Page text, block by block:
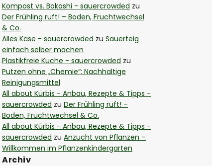
Kompost vs. Bokashi - sauercrowded zu
Der Frühling ruft! – Boden, Fruchtwechsel
& Co.
Alles Käse - sauercrowded zu Sauerteig
einfach selber machen
Plastikfreie Küche - sauercrowded zu
Putzen ohne „Chemie“: Nachhaltige
Reinigungsmittel
All about Kürbis - Anbau, Rezepte & Tipps -
sauercrowded zu Der Frühling ruft! –
Boden, Fruchtwechsel & Co.
All about Kürbis - Anbau, Rezepte & Tipps -
sauercrowded zu Anzucht von Pflanzen –
Willkommen im Pflanzenkindergarten
Archiv